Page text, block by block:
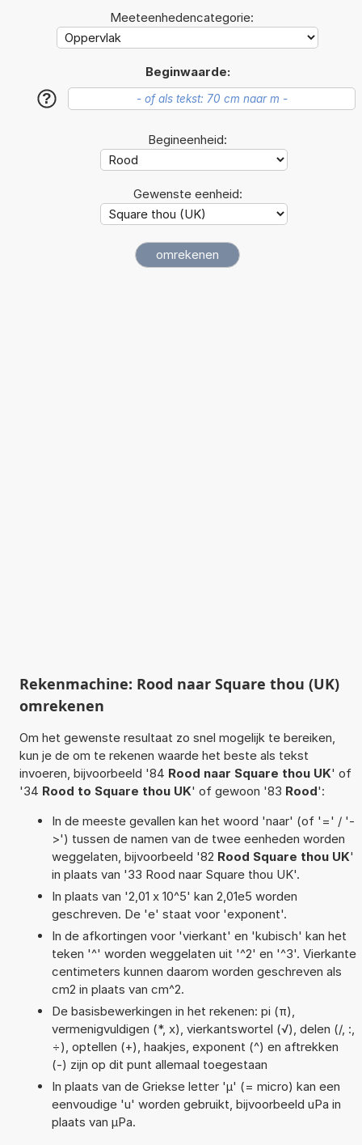
Meeteenhedencategorie:
Beginwaarde:
?
Begineenheid:
Gewenste eenheid:
Rekenmachine: Rood naar Square thou (UK)
omrekenen
Om het gewenste resultaat zo snel mogelijk te bereiken,
kun je de om te rekenen waarde het beste als tekst
invoeren, bijvoorbeeld '84 Rood naar Square thou UK' of
'34 Rood to Square thou UK' of gewoon '83 Rood':
In de meeste gevallen kan het woord 'naar' (of '=' / '-
>') tussen de namen van de twee eenheden worden
weggelaten, bijvoorbeeld '82 Rood Square thou UK'
in plaats van '33 Rood naar Square thou UK'.
In plaats van '2,01 x 10^5' kan 2,01e5 worden
geschreven. De 'e' staat voor 'exponent'.
In de afkortingen voor 'vierkant' en 'kubisch' kan het
teken '^' worden weggelaten uit '^2' en '^3'. Vierkante
centimeters kunnen daarom worden geschreven als
cm2 in plaats van cm^2.
De basisbewerkingen in het rekenen: pi (π),
vermenigvuldigen (*, x), vierkantswortel (√), delen (/, :,
÷), optellen (+), haakjes, exponent (^) en aftrekken
(-) zijn op dit punt allemaal toegestaan
In plaats van de Griekse letter 'µ' (= micro) kan een
eenvoudige 'u' worden gebruikt, bijvoorbeeld uPa in
plaats van µPa.